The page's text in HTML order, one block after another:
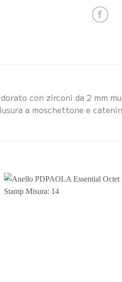
con zirconi da 2 mm
a moschettone e